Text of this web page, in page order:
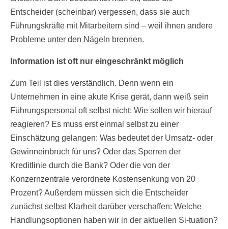
Entscheider (scheinbar) vergessen, dass sie auch
Führungskräfte mit Mitarbeitern sind – weil ihnen andere
Probleme unter den Nägeln brennen.
Information ist oft nur eingeschränkt möglich
Zum Teil ist dies verständlich. Denn wenn ein
Unternehmen in eine akute Krise gerät, dann weiß sein
Führungspersonal oft selbst nicht: Wie sollen wir hierauf
reagieren? Es muss erst einmal selbst zu einer
Einschätzung gelangen: Was bedeutet der Umsatz- oder
Gewinneinbruch für uns? Oder das Sperren der
Kreditlinie durch die Bank? Oder die von der
Konzernzentrale verordnete Kostensenkung von 20
Prozent? Außerdem müssen sich die Entscheider
zunächst selbst Klarheit darüber verschaffen: Welche
Handlungsoptionen haben wir in der aktuellen Si-tuation?